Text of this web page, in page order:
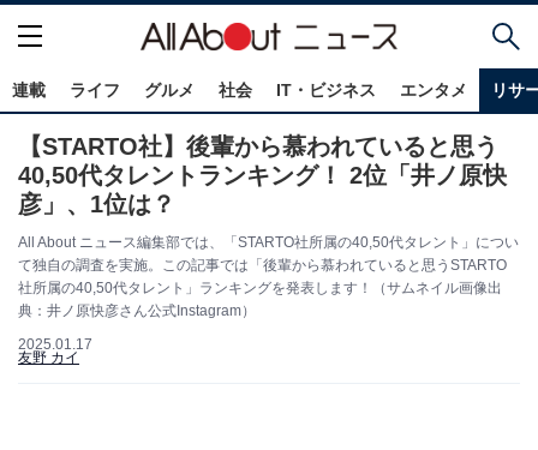
連載 ライフ グルメ 社会 IT・ビジネス エンタメ リサ
【STARTO社】後輩から慕われていると思う
40,50代タレントランキング！ 2位「井ノ原快
彦」、1位は？
All About ニュース編集部では、「STARTO社所属の40,50代タレント」につい
て独自の調査を実施。この記事では「後輩から慕われていると思うSTARTO
社所属の40,50代タレント」ランキングを発表します！（サムネイル画像出
典：井ノ原快彦さん公式Instagram）
2025.01.17
友野 カイ